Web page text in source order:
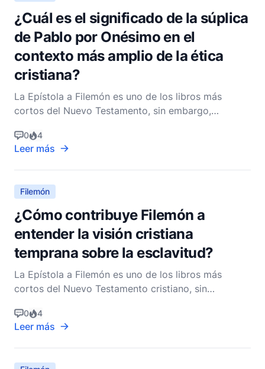
¿Cuál es el significado de la súplica
de Pablo por Onésimo en el
contexto más amplio de la ética
cristiana?
La Epístola a Filemón es uno de los libros más
cortos del Nuevo Testamento, sin embargo,
profundamente con la ética cristiana. La carta,
escrita por Pablo mientras estaba encarcelado,
apela a Filemón, un líder en la iglesia de Colosas, en
relación con Oné
0 4
Leer más
Filemón
¿Cómo contribuye Filemón a
entender la visión cristiana
temprana sobre la esclavitud?
La Epístola a Filemón es uno de los libros más
cortos del Nuevo Testamento cristiano, sin
erudición bíblica, especialmente en lo que respecta
a la visión cristiana temprana sobre la esclavitud.
Compuesta por Pablo el Apóstol mientras estaba
encarcelado, es
0 4
Leer más